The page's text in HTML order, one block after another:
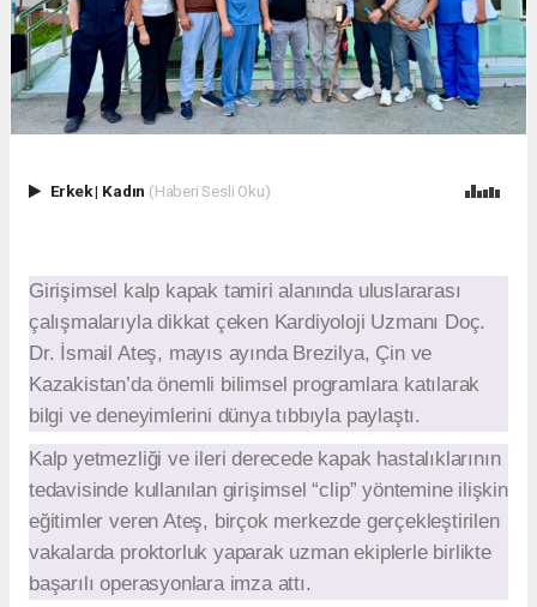
Erkek| Kadın (Haberi Sesli Oku)
Girişimsel kalp kapak tamiri alanında uluslararası
çalışmalarıyla dikkat çeken Kardiyoloji Uzmanı Doç.
Dr. İsmail Ateş, mayıs ayında Brezilya, Çin ve
Kazakistan’da önemli bilimsel programlara katılarak
bilgi ve deneyimlerini dünya tıbbıyla paylaştı.
Kalp yetmezliği ve ileri derecede kapak hastalıklarının
tedavisinde kullanılan girişimsel “clip” yöntemine ilişkin
eğitimler veren Ateş, birçok merkezde gerçekleştirilen
vakalarda proktorluk yaparak uzman ekiplerle birlikte
başarılı operasyonlara imza attı.